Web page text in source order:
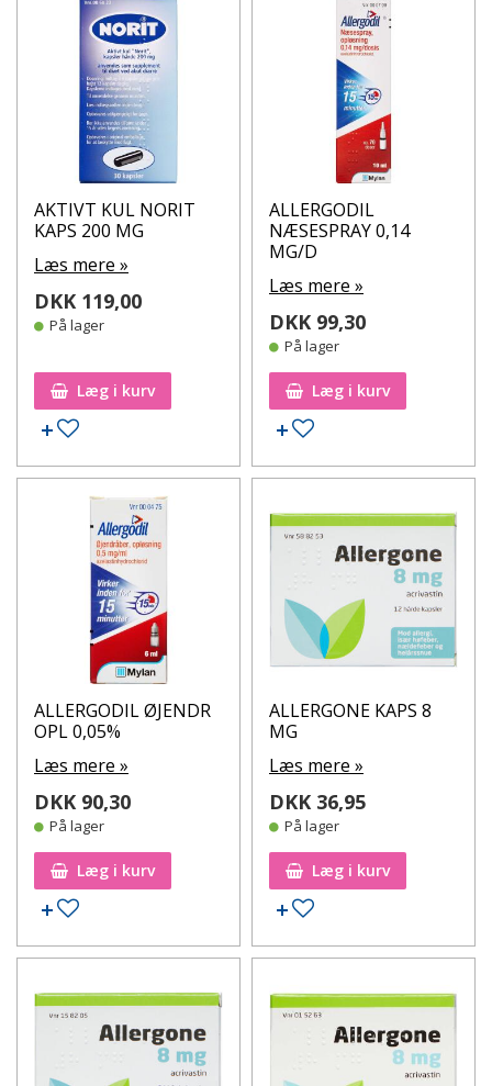
AKTIVT KUL NORIT
KAPS 200 MG
Læs mere »
DKK 119,00
På lager
Læg i kurv
Tilføj til ønskeseddel
ALLERGODIL
NÆSESPRAY 0,14
MG/D
Læs mere »
DKK 99,30
På lager
Læg i kurv
Tilføj til ønskeseddel
ALLERGODIL ØJENDR
OPL 0,05%
Læs mere »
DKK 90,30
På lager
Læg i kurv
Tilføj til ønskeseddel
ALLERGONE KAPS 8
MG
Læs mere »
DKK 36,95
På lager
Læg i kurv
Tilføj til ønskeseddel